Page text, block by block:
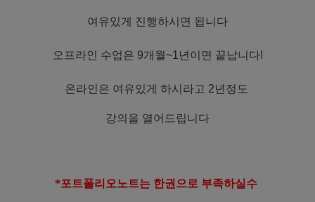
여유있게 진행하시면 됩니다
오프라인 수업은 9개월~1년이면 끝납니다!
온라인은 여유있게 하시라고 2년정도
강의을 열어드립니다
*포트폴리오노트는 한권으로 부족하실수